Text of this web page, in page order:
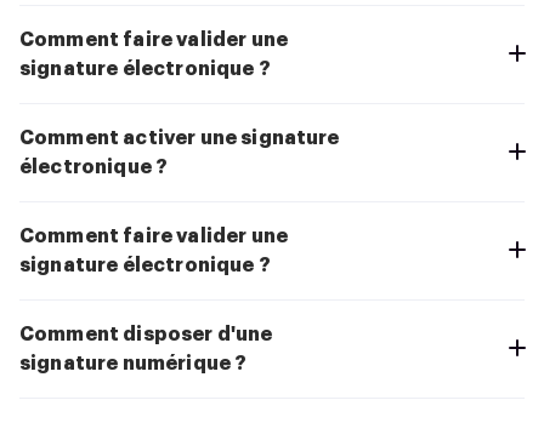
Comment faire valider une
signature électronique ?
Comment activer une signature
électronique ?
Comment faire valider une
signature électronique ?
Comment disposer d'une
signature numérique ?